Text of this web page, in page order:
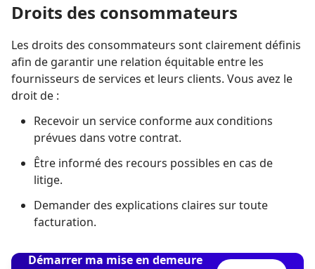
Droits des consommateurs
Les droits des consommateurs sont clairement définis
afin de garantir une relation équitable entre les
fournisseurs de services et leurs clients. Vous avez le
droit de :
Recevoir un service conforme aux conditions
prévues dans votre contrat.
Être informé des recours possibles en cas de
litige.
Demander des explications claires sur toute
facturation.
Démarrer ma mise en demeure